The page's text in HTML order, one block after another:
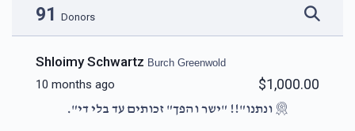
91 Donors
Shloimy Schwartz Burch Greenwold
10 months ago $1,000.00
ונתנו"!! "ישר והפך" זכותים עד בלי די".